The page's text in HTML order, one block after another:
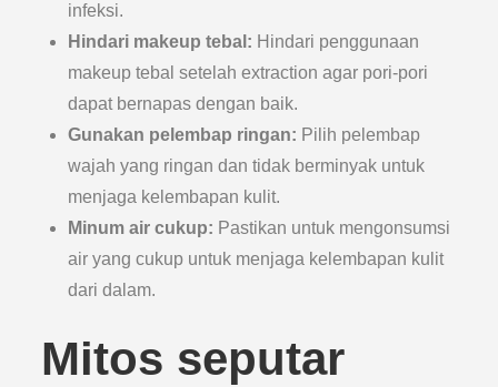
infeksi.
Hindari makeup tebal: Hindari penggunaan
makeup tebal setelah extraction agar pori-pori
dapat bernapas dengan baik.
Gunakan pelembap ringan: Pilih pelembap
wajah yang ringan dan tidak berminyak untuk
menjaga kelembapan kulit.
Minum air cukup: Pastikan untuk mengonsumsi
air yang cukup untuk menjaga kelembapan kulit
dari dalam.
Mitos seputar